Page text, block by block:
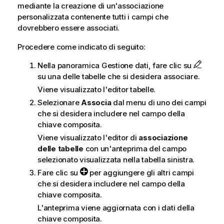
mediante la creazione di un'associazione
personalizzata contenente tutti i campi che
dovrebbero essere associati.
Procedere come indicato di seguito:
Nella panoramica Gestione dati, fare clic su
su una delle tabelle che si desidera associare.
Viene visualizzato l'editor tabelle.
SelezionareAssociadal menu di uno dei campi
che si desidera includere nel campo della
chiave composita.
Viene visualizzato l'editor di associazione
delle tabelle con un'anteprima del campo
selezionato visualizzata nella tabella sinistra.
Fare clic su
per aggiungere gli altri campi
che si desidera includere nel campo della
chiave composita.
L'anteprima viene aggiornata con i dati della
chiave composita.